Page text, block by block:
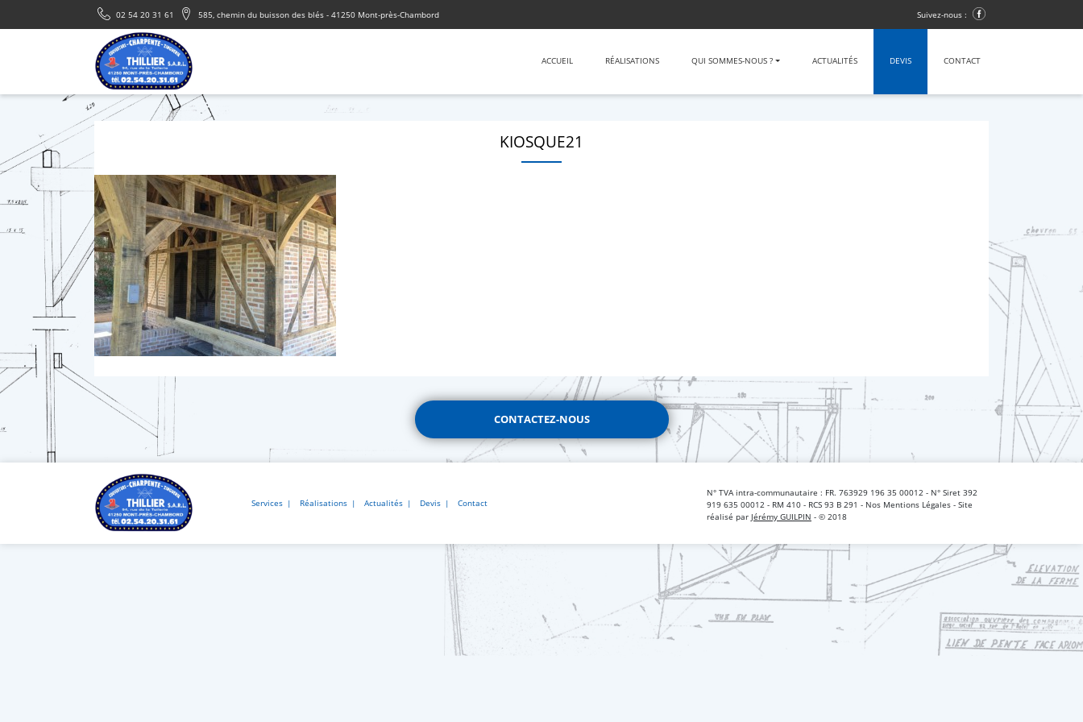
02 54 20 31 61 585, chemin du buisson des blés - 41250 Mont-près-Chambord Suivez-nous :
ACCUEIL RÉALISATIONS QUI SOMMES-NOUS ? ACTUALITÉS DEVIS CONTACT
KIOSQUE21
CONTACTEZ-NOUS
Services Réalisations Actualités Devis Contact
N° TVA intra-communautaire : FR. 763929 196 35 00012 - N° Siret 392
919 635 00012 - RM 410 - RCS 93 B 291 - Nos Mentions Légales - Site
réalisé par Jérémy GUILPIN - © 2018